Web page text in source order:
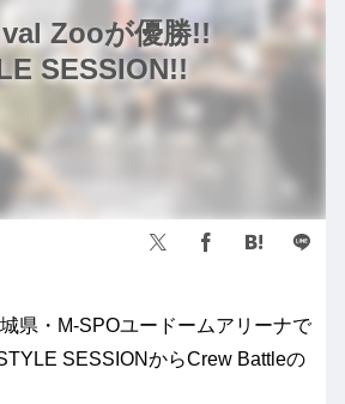
Zooが優勝!!
SESSION!!
県・M-SPOユードームアリーナで
SESSIONからCrew Battleの